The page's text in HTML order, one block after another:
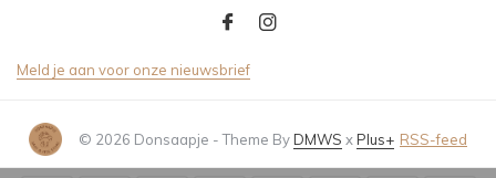
Meld je aan voor onze nieuwsbrief
© 2026 Donsaapje - Theme ByDMWS xPlus+ RSS-feed